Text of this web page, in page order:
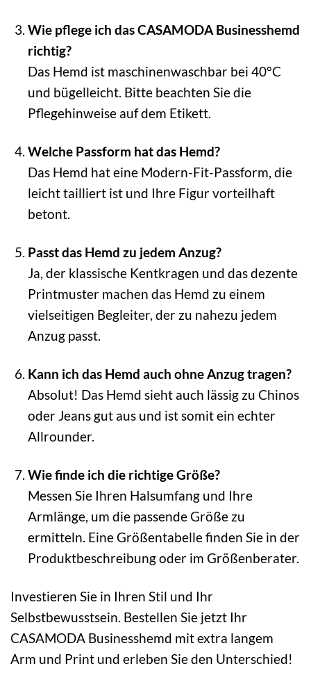
Wie pflege ich das CASAMODA Businesshemd
richtig?
Das Hemd ist maschinenwaschbar bei 40°C
und bügelleicht. Bitte beachten Sie die
Pflegehinweise auf dem Etikett.
Welche Passform hat das Hemd?
Das Hemd hat eine Modern-Fit-Passform, die
leicht tailliert ist und Ihre Figur vorteilhaft
betont.
Passt das Hemd zu jedem Anzug?
Ja, der klassische Kentkragen und das dezente
Printmuster machen das Hemd zu einem
vielseitigen Begleiter, der zu nahezu jedem
Anzug passt.
Kann ich das Hemd auch ohne Anzug tragen?
Absolut! Das Hemd sieht auch lässig zu Chinos
oder Jeans gut aus und ist somit ein echter
Allrounder.
Wie finde ich die richtige Größe?
Messen Sie Ihren Halsumfang und Ihre
Armlänge, um die passende Größe zu
ermitteln. Eine Größentabelle finden Sie in der
Produktbeschreibung oder im Größenberater.
Investieren Sie in Ihren Stil und Ihr
Selbstbewusstsein. Bestellen Sie jetzt Ihr
CASAMODA Businesshemd mit extra langem
Arm und Print und erleben Sie den Unterschied!